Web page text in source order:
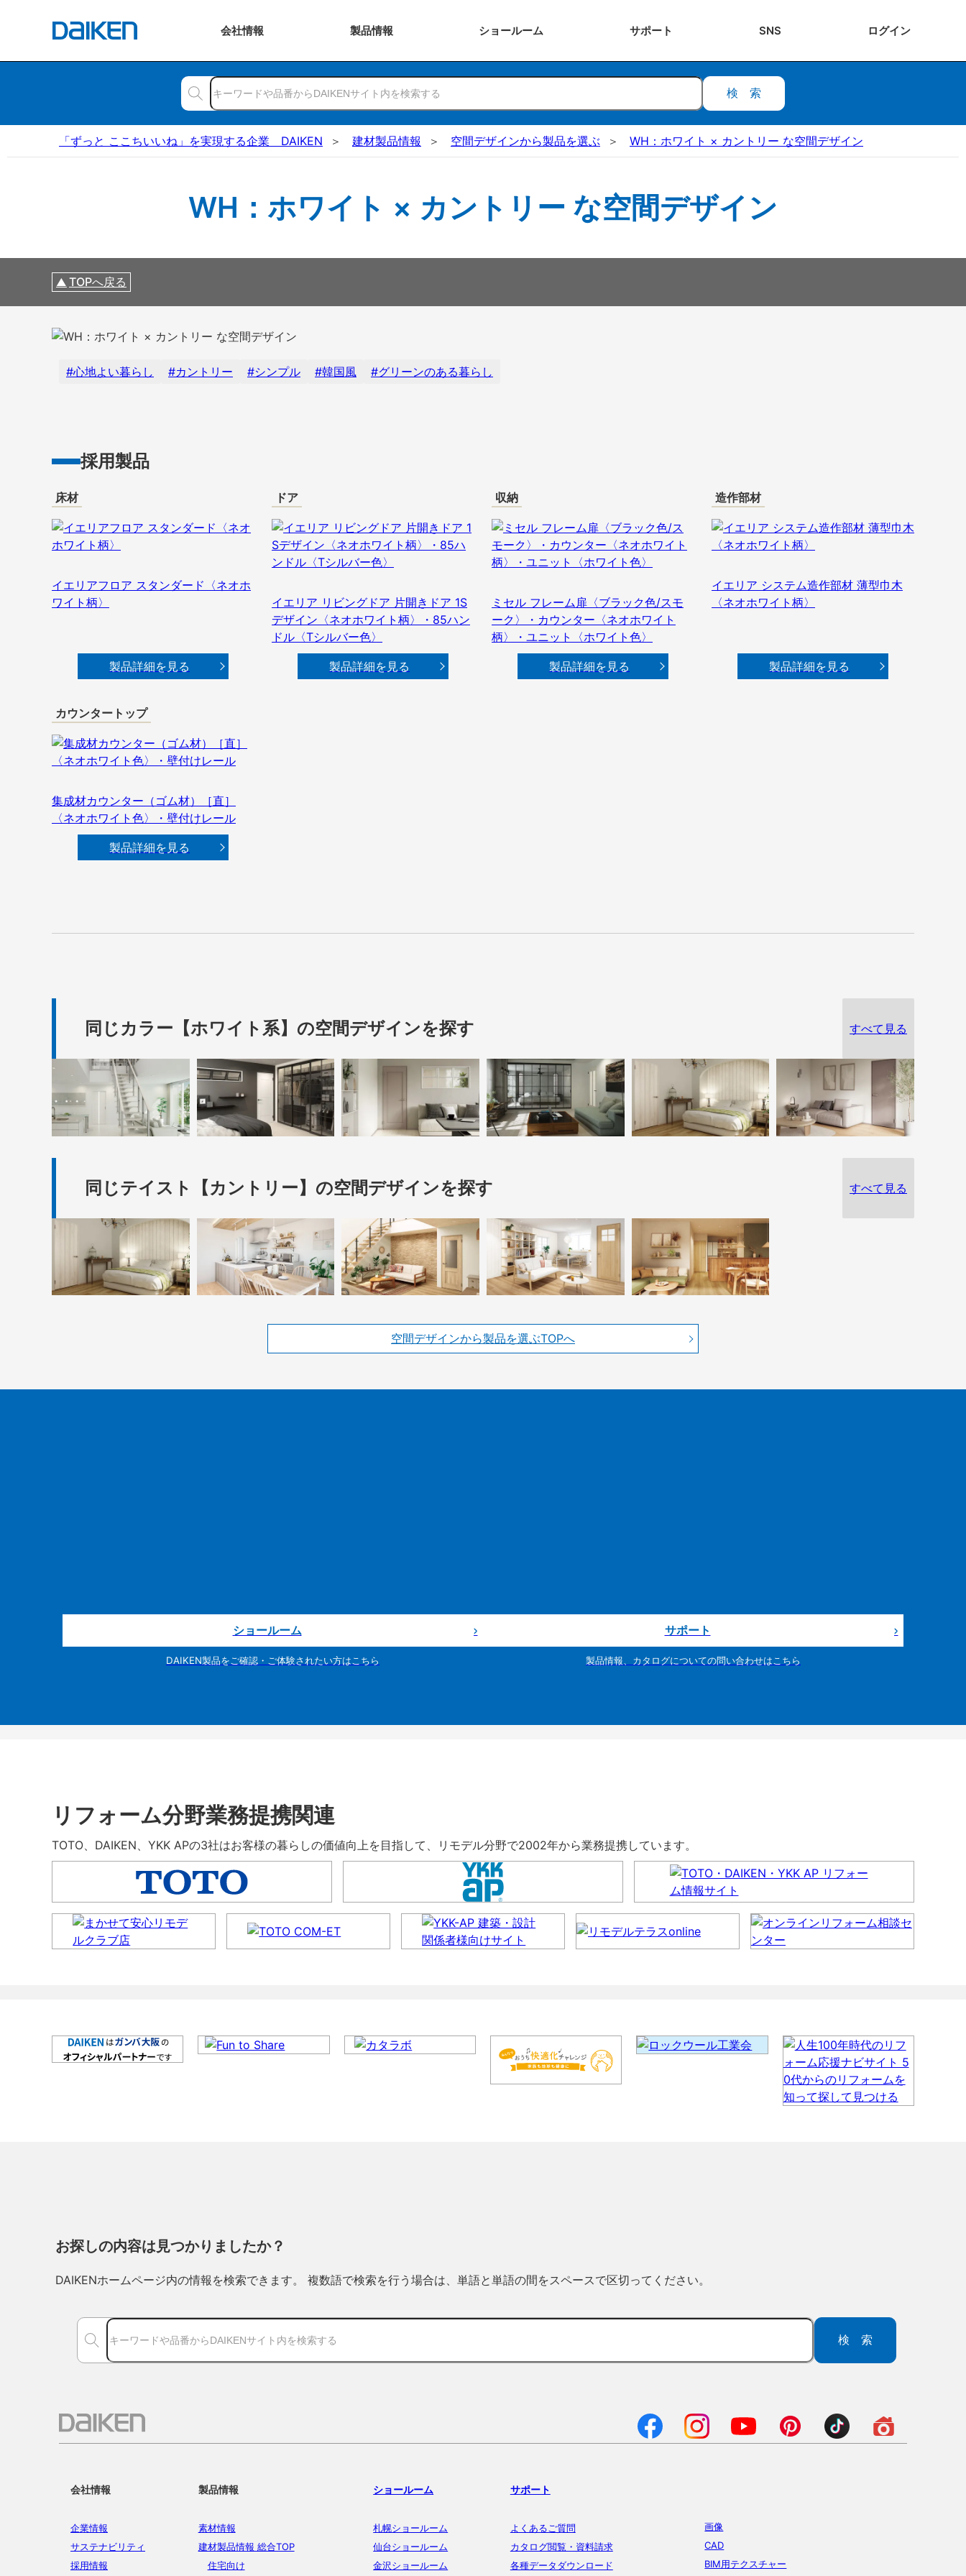
会社情報 製品情報 ショールーム サポート SNS ログイン
検索
「ずっと ここちいいね」を実現する企業 DAIKEN 建材製品情報 空間デザインから製品を選ぶ WH：ホワイト × カントリー な空間デザイン
WH：ホワイト × カントリー な空間デザイン
TOPへ戻る
心地よい暮らし カントリー シンプル 韓国風 グリーンのある暮らし
採用製品
床材
イエリアフロア スタンダード〈ネオホ
ワイト柄〉
製品詳細を見る
ドア
イエリア リビングドア 片開きドア 1S
デザイン〈ネオホワイト柄〉・85ハン
ドル〈Tシルバー色〉
製品詳細を見る
収納
ミセル フレーム扉〈ブラック色/スモ
ーク〉・カウンター〈ネオホワイト
柄〉・ユニット〈ホワイト色〉
製品詳細を見る
造作部材
イエリア システム造作部材 薄型巾木
〈ネオホワイト柄〉
製品詳細を見る
カウンタートップ
集成材カウンター（ゴム材）［直］
〈ネオホワイト色〉・壁付けレール
製品詳細を見る
同じカラー【ホワイト系】の空間デザインを探す すべて見る
同じテイスト【カントリー】の空間デザインを探す すべて見る
空間デザインから製品を選ぶTOPへ
ショールーム
DAIKEN製品をご確認・ご体験されたい方はこちら
サポート
製品情報、カタログについての問い合わせはこちら
リフォーム分野業務提携関連
TOTO、DAIKEN、YKK APの3社はお客様の暮らしの価値向上を目指して、リモデル分野で2002年から業務提携しています。
お探しの内容は見つかりましたか？
DAIKENホームページ内の情報を検索できます。 複数語で検索を行う場合は、単語と単語の間をスペースで区切ってください。
検索
会社情報
企業情報
サステナビリティ
採用情報
製品情報
素材情報
建材製品情報 総合TOP
住宅向け
ショールーム
札幌ショールーム
仙台ショールーム
金沢ショールーム
サポート
よくあるご質問
カタログ閲覧・資料請求
各種データダウンロード
画像
CAD
BIM用テクスチャー